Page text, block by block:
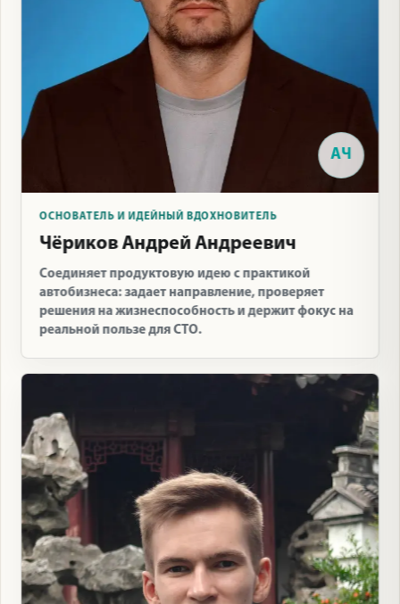
АЧ
ОСНОВАТЕЛЬ И ИДЕЙНЫЙ ВДОХНОВИТЕЛЬ
Чёриков Андрей Андреевич
Соединяет продуктовую идею с практикой
автобизнеса: задает направление, проверяет
решения на жизнеспособность и держит фокус на
реальной пользе для СТО.